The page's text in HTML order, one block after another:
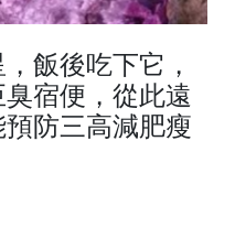
飯後吃下它，
宿便，從此遠
防三高減肥瘦